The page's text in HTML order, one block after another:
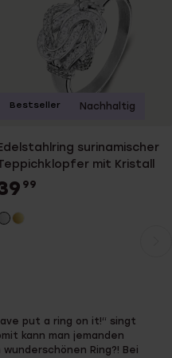
surinamischer
mit Kristall
99
Bestseller Nachhaltig
put a ring on it!“ singt
kann man jemanden
Ring?! Bei